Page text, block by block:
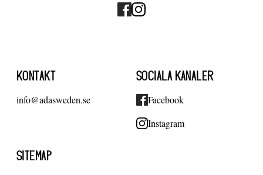
KONTAKT
info@adasweden.se
SOCIALA KANALER
Facebook
Instagram
SITEMAP